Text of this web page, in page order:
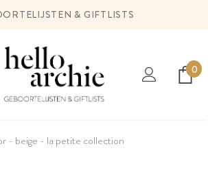
& GIFTLISTS
0
- beige - la petite collection